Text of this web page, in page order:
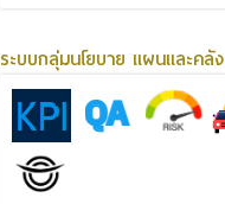
ระบบกลุ่มนโยบาย แผนและคลัง